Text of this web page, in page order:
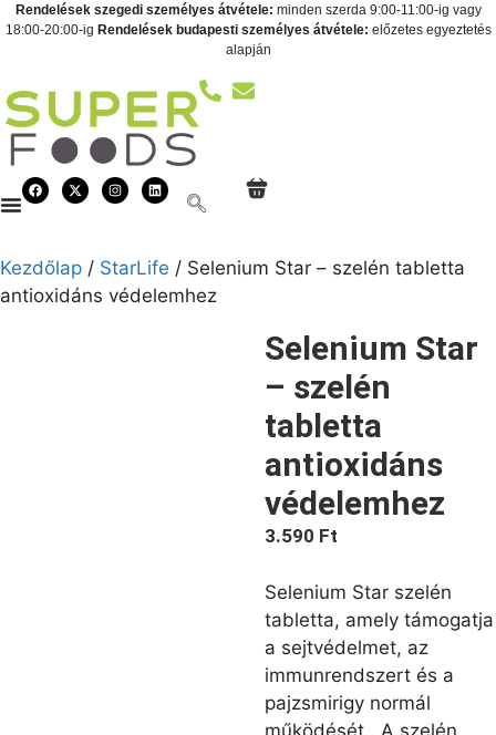
Rendelések szegedi személyes átvétele: minden szerda 9:00-11:00-ig vagy
18:00-20:00-ig Rendelések budapesti személyes átvétele: előzetes egyeztetés
alapján
Kezdőlap / StarLife / Selenium Star – szelén tabletta
antioxidáns védelemhez
Selenium Star
– szelén
tabletta
antioxidáns
védelemhez
3.590 Ft
Selenium Star szelén
tabletta, amely támogatja
a sejtvédelmet, az
immunrendszert és a
pajzsmirigy normál
működését.. A szelén